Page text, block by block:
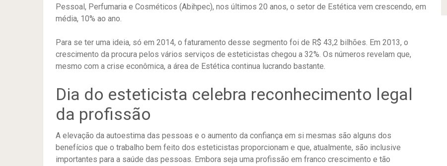
Pessoal, Perfumaria e Cosméticos (Abihpec), nos últimos 20 anos, o setor de Estética vem crescendo, em
média, 10% ao ano.
Para se ter uma ideia, só em 2014, o faturamento desse segmento foi de R$ 43,2 bilhões. Em 2013, o
crescimento da procura pelos vários serviços de esteticistas chegou a 32%. Os números revelam que,
mesmo com a crise econômica, a área de Estética continua lucrando bastante.
Dia do esteticista celebra reconhecimento legal
da profissão
A elevação da autoestima das pessoas e o aumento da confiança em si mesmas são alguns dos
benefícios que o trabalho bem feito dos esteticistas proporcionam e que, atualmente, são inclusive
importantes para a saúde das pessoas. Embora seja uma profissão em franco crescimento e tão